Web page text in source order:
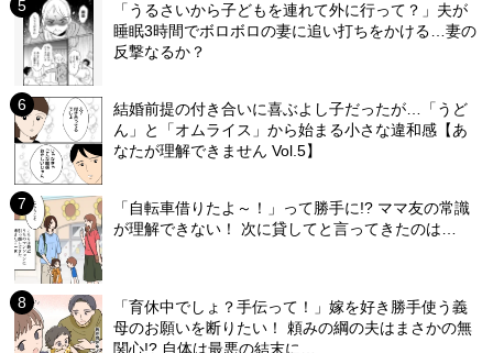
「うるさいから子どもを連れて外に行って？」夫が
睡眠3時間でボロボロの妻に追い打ちをかける…妻の
反撃なるか？
結婚前提の付き合いに喜ぶよし子だったが…「うど
ん」と「オムライス」から始まる小さな違和感【あ
なたが理解できません Vol.5】
「自転車借りたよ～！」って勝手に!? ママ友の常識
が理解できない！ 次に貸してと言ってきたのは…
「育休中でしょ？手伝って！」嫁を好き勝手使う義
母のお願いを断りたい！ 頼みの綱の夫はまさかの無
関心!? 自体は最悪の結末に…